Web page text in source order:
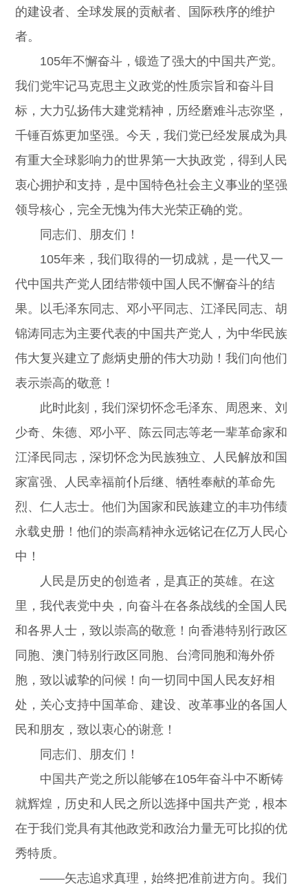
的建设者、全球发展的贡献者、国际秩序的维护
者。
105年不懈奋斗，锻造了强大的中国共产党。
我们党牢记马克思主义政党的性质宗旨和奋斗目
标，大力弘扬伟大建党精神，历经磨难斗志弥坚，
千锤百炼更加坚强。今天，我们党已经发展成为具
有重大全球影响力的世界第一大执政党，得到人民
衷心拥护和支持，是中国特色社会主义事业的坚强
领导核心，完全无愧为伟大光荣正确的党。
同志们、朋友们！
105年来，我们取得的一切成就，是一代又一
代中国共产党人团结带领中国人民不懈奋斗的结
果。以毛泽东同志、邓小平同志、江泽民同志、胡
锦涛同志为主要代表的中国共产党人，为中华民族
伟大复兴建立了彪炳史册的伟大功勋！我们向他们
表示崇高的敬意！
此时此刻，我们深切怀念毛泽东、周恩来、刘
少奇、朱德、邓小平、陈云同志等老一辈革命家和
江泽民同志，深切怀念为民族独立、人民解放和国
家富强、人民幸福前仆后继、牺牲奉献的革命先
烈、仁人志士。他们为国家和民族建立的丰功伟绩
永载史册！他们的崇高精神永远铭记在亿万人民心
中！
人民是历史的创造者，是真正的英雄。在这
里，我代表党中央，向奋斗在各条战线的全国人民
和各界人士，致以崇高的敬意！向香港特别行政区
同胞、澳门特别行政区同胞、台湾同胞和海外侨
胞，致以诚挚的问候！向一切同中国人民友好相
处，关心支持中国革命、建设、改革事业的各国人
民和朋友，致以衷心的谢意！
同志们、朋友们！
中国共产党之所以能够在105年奋斗中不断铸
就辉煌，历史和人民之所以选择中国共产党，根本
在于我们党具有其他政党和政治力量无可比拟的优
秀特质。
——矢志追求真理，始终把准前进方向。我们